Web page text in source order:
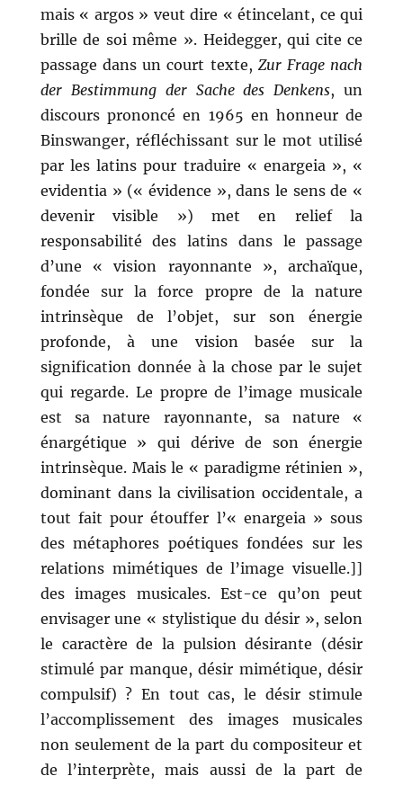
mais « argos » veut dire « étincelant, ce qui
brille de soi même ». Heidegger, qui cite ce
passage dans un court texte, Zur Frage nach
der Bestimmung der Sache des Denkens, un
discours prononcé en 1965 en honneur de
Binswanger, réfléchissant sur le mot utilisé
par les latins pour traduire « enargeia », «
evidentia » (« évidence », dans le sens de «
devenir visible ») met en relief la
responsabilité des latins dans le passage
d’une « vision rayonnante », archaïque,
fondée sur la force propre de la nature
intrinsèque de l’objet, sur son énergie
profonde, à une vision basée sur la
signification donnée à la chose par le sujet
qui regarde. Le propre de l’image musicale
est sa nature rayonnante, sa nature «
énargétique » qui dérive de son énergie
intrinsèque. Mais le « paradigme rétinien »,
dominant dans la civilisation occidentale, a
tout fait pour étouffer l’« enargeia » sous
des métaphores poétiques fondées sur les
relations mimétiques de l’image visuelle.]]
des images musicales. Est-ce qu’on peut
envisager une « stylistique du désir », selon
le caractère de la pulsion désirante (désir
stimulé par manque, désir mimétique, désir
compulsif) ? En tout cas, le désir stimule
l’accomplissement des images musicales
non seulement de la part du compositeur et
de l’interprète, mais aussi de la part de